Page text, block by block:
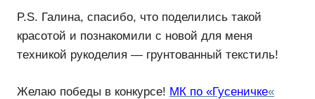
P.S. Галина, спасибо, что поделились такой
красотой и познакомили с новой для меня
техникой рукоделия — грунтованный текстиль!
Желаю победы в конкурсе! МК по «Гусеничке«